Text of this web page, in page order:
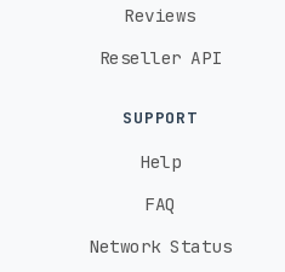
Reviews
Reseller API
SUPPORT
Help
FAQ
Network Status